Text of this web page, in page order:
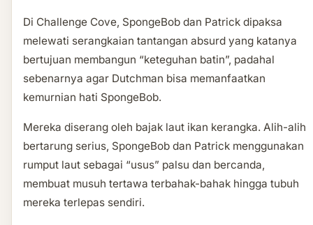
Di Challenge Cove, SpongeBob dan Patrick dipaksa
melewati serangkaian tantangan absurd yang katanya
bertujuan membangun “keteguhan batin”, padahal
sebenarnya agar Dutchman bisa memanfaatkan
kemurnian hati SpongeBob.
Mereka diserang oleh bajak laut ikan kerangka. Alih-alih
bertarung serius, SpongeBob dan Patrick menggunakan
rumput laut sebagai “usus” palsu dan bercanda,
membuat musuh tertawa terbahak-bahak hingga tubuh
mereka terlepas sendiri.